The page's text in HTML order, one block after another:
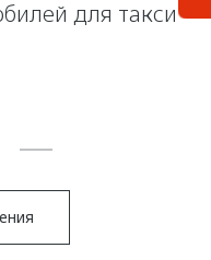
для такси